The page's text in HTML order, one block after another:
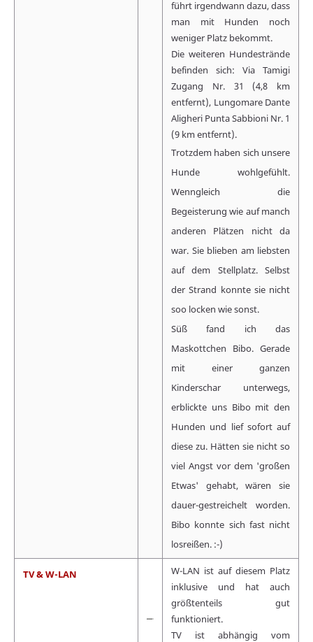
führt irgendwann dazu, dass
man mit Hunden noch
weniger Platz bekommt.
Die weiteren Hundestrände
befinden sich: Via Tamigi
Zugang Nr. 31 (4,8 km
entfernt), Lungomare Dante
Aligheri Punta Sabbioni Nr. 1
(9 km entfernt).
Trotzdem haben sich unsere
Hunde wohlgefühlt.
Wenngleich die
Begeisterung wie auf manch
anderen Plätzen nicht da
war. Sie blieben am liebsten
auf dem Stellplatz. Selbst
der Strand konnte sie nicht
soo locken wie sonst.
Süß fand ich das
Maskottchen Bibo. Gerade
mit einer ganzen
Kinderschar unterwegs,
erblickte uns Bibo mit den
Hunden und lief sofort auf
diese zu. Hätten sie nicht so
viel Angst vor dem 'großen
Etwas' gehabt, wären sie
dauer-gestreichelt worden.
Bibo konnte sich fast nicht
losreißen. :-)
TV & W-LAN
W-LAN ist auf diesem Platz
inklusive und hat auch
größtenteils gut
funktioniert.
TV ist abhängig vom